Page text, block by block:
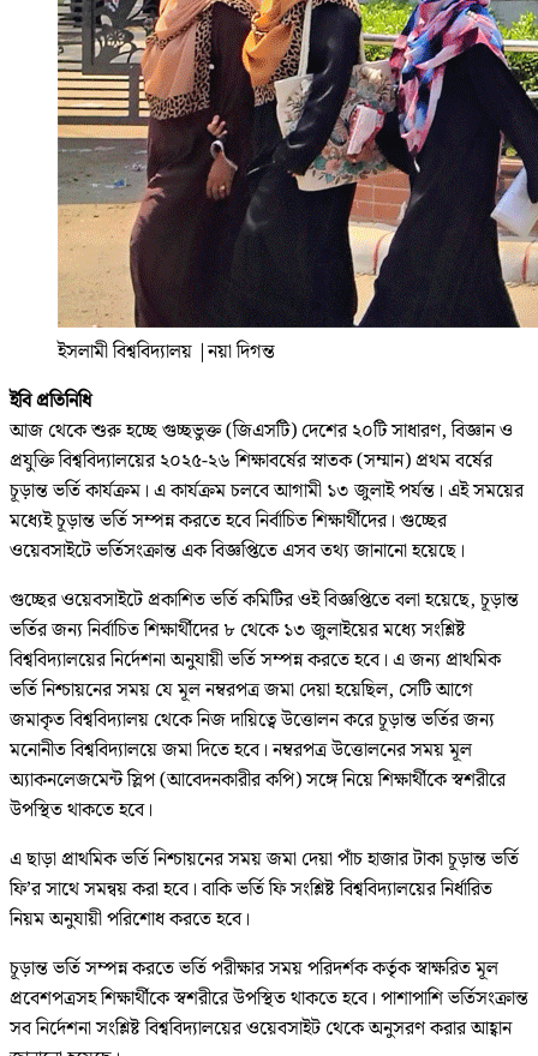
ইসলামী বিশ্ববিদ্যালয় |নয়া দিগন্ত
ইবি প্রতিনিধি
আজ থেকে শুরু হচ্ছে গুচ্ছভুক্ত (জিএসটি) দেশের ২০টি সাধারণ, বিজ্ঞান ও
প্রযুক্তি বিশ্ববিদ্যালয়ের ২০২৫-২৬ শিক্ষাবর্ষের স্নাতক (সম্মান) প্রথম বর্ষের
চূড়ান্ত ভর্তি কার্যক্রম। এ কার্যক্রম চলবে আগামী ১৩ জুলাই পর্যন্ত। এই সময়ের
মধ্যেই চূড়ান্ত ভর্তি সম্পন্ন করতে হবে নির্বাচিত শিক্ষার্থীদের। গুচ্ছের
ওয়েবসাইটে ভর্তিসংক্রান্ত এক বিজ্ঞপ্তিতে এসব তথ্য জানানো হয়েছে।
গুচ্ছের ওয়েবসাইটে প্রকাশিত ভর্তি কমিটির ওই বিজ্ঞপ্তিতে বলা হয়েছে, চূড়ান্ত
ভর্তির জন্য নির্বাচিত শিক্ষার্থীদের ৮ থেকে ১৩ জুলাইয়ের মধ্যে সংশ্লিষ্ট
বিশ্ববিদ্যালয়ের নির্দেশনা অনুযায়ী ভর্তি সম্পন্ন করতে হবে। এ জন্য প্রাথমিক
ভর্তি নিশ্চায়নের সময় যে মূল নম্বরপত্র জমা দেয়া হয়েছিল, সেটি আগে
জমাকৃত বিশ্ববিদ্যালয় থেকে নিজ দায়িত্বে উত্তোলন করে চূড়ান্ত ভর্তির জন্য
মনোনীত বিশ্ববিদ্যালয়ে জমা দিতে হবে। নম্বরপত্র উত্তোলনের সময় মূল
অ্যাকনলেজমেন্ট স্লিপ (আবেদনকারীর কপি) সঙ্গে নিয়ে শিক্ষার্থীকে স্বশরীরে
উপস্থিত থাকতে হবে।
এ ছাড়া প্রাথমিক ভর্তি নিশ্চায়নের সময় জমা দেয়া পাঁচ হাজার টাকা চূড়ান্ত ভর্তি
ফি’র সাথে সমন্বয় করা হবে। বাকি ভর্তি ফি সংশ্লিষ্ট বিশ্ববিদ্যালয়ের নির্ধারিত
নিয়ম অনুযায়ী পরিশোধ করতে হবে।
চূড়ান্ত ভর্তি সম্পন্ন করতে ভর্তি পরীক্ষার সময় পরিদর্শক কর্তৃক স্বাক্ষরিত মূল
প্রবেশপত্রসহ শিক্ষার্থীকে স্বশরীরে উপস্থিত থাকতে হবে। পাশাপাশি ভর্তিসংক্রান্ত
সব নির্দেশনা সংশ্লিষ্ট বিশ্ববিদ্যালয়ের ওয়েবসাইট থেকে অনুসরণ করার আহ্বান